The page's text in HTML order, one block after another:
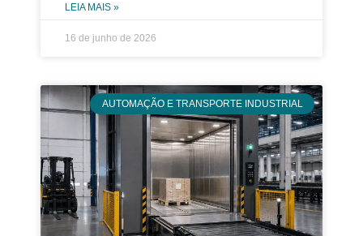
LEIA MAIS »
16 de junho de 2026
AUTOMAÇÃO E TRANSPORTE INDUSTRIAL